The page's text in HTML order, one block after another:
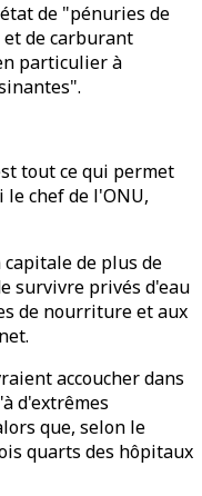
de "pénuries de
de carburant
particulier à
tout ce qui permet
chef de l'ONU,
de plus de
survivre privés d'eau
de nourriture et aux
accoucher dans
d'extrêmes
que, selon le
quarts des hôpitaux